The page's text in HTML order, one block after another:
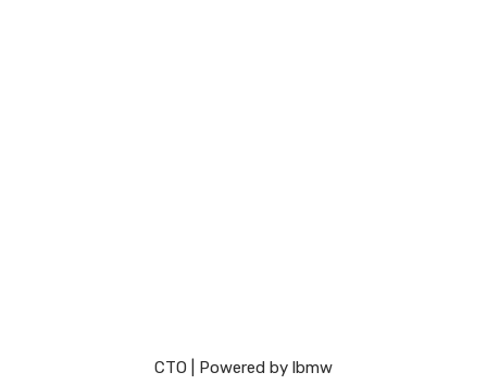
СТО | Powered by lbmw